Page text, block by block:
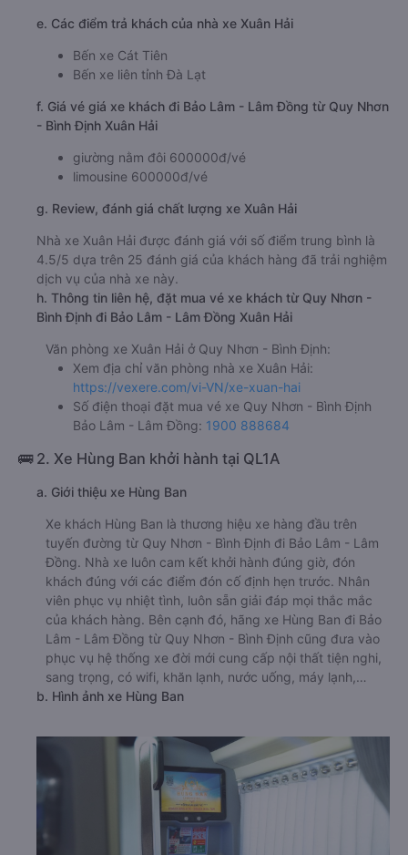
e. Các điểm trả khách của nhà xe Xuân Hải
Bến xe Cát Tiên
Bến xe liên tỉnh Đà Lạt
f. Giá vé giá xe khách đi Bảo Lâm - Lâm Đồng từ Quy Nhơn
- Bình Định Xuân Hải
giường nằm đôi 600000đ/vé
limousine 600000đ/vé
g. Review, đánh giá chất lượng xe Xuân Hải
Nhà xe Xuân Hải được đánh giá với số điểm trung bình là
4.5/5 dựa trên 25 đánh giá của khách hàng đã trải nghiệm
dịch vụ của nhà xe này.
h. Thông tin liên hệ, đặt mua vé xe khách từ Quy Nhơn -
Bình Định đi Bảo Lâm - Lâm Đồng Xuân Hải
Văn phòng xe Xuân Hải ở Quy Nhơn - Bình Định:
Xem địa chỉ văn phòng nhà xe Xuân Hải:
https://vexere.com/vi-VN/xe-xuan-hai
Số điện thoại đặt mua vé xe Quy Nhơn - Bình Định
Bảo Lâm - Lâm Đồng: 1900 888684
🚌 2. Xe Hùng Ban khởi hành tại QL1A
a. Giới thiệu xe Hùng Ban
Xe khách Hùng Ban là thương hiệu xe hàng đầu trên
tuyến đường từ Quy Nhơn - Bình Định đi Bảo Lâm - Lâm
Đồng. Nhà xe luôn cam kết khởi hành đúng giờ, đón
khách đúng với các điểm đón cố định hẹn trước. Nhân
viên phục vụ nhiệt tình, luôn sẵn giải đáp mọi thắc mắc
của khách hàng. Bên cạnh đó, hãng xe Hùng Ban đi Bảo
Lâm - Lâm Đồng từ Quy Nhơn - Bình Định cũng đưa vào
phục vụ hệ thống xe đời mới cung cấp nội thất tiện nghi,
sang trọng, có wifi, khăn lạnh, nước uống, máy lạnh,…
b. Hình ảnh xe Hùng Ban